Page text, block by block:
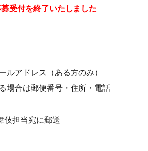
受付を終了いたしました
アドレス（ある方のみ）
場合は郵便番号・住所・電話
伎担当宛に郵送